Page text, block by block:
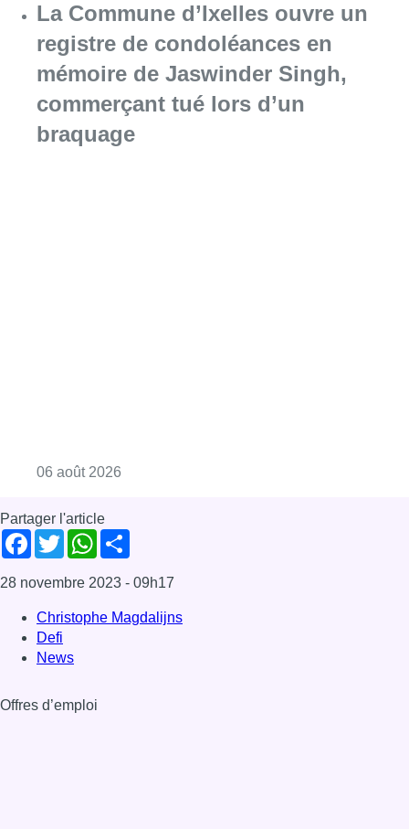
La Commune d’Ixelles ouvre un
registre de condoléances en
mémoire de Jaswinder Singh,
commerçant tué lors d’un
braquage
06 août 2026
Partager l'article
Facebook
TwitterWhatsApp
28 novembre 2023 - 09h17
Christophe Magdalijns
Defi
News
Offres d’emploi